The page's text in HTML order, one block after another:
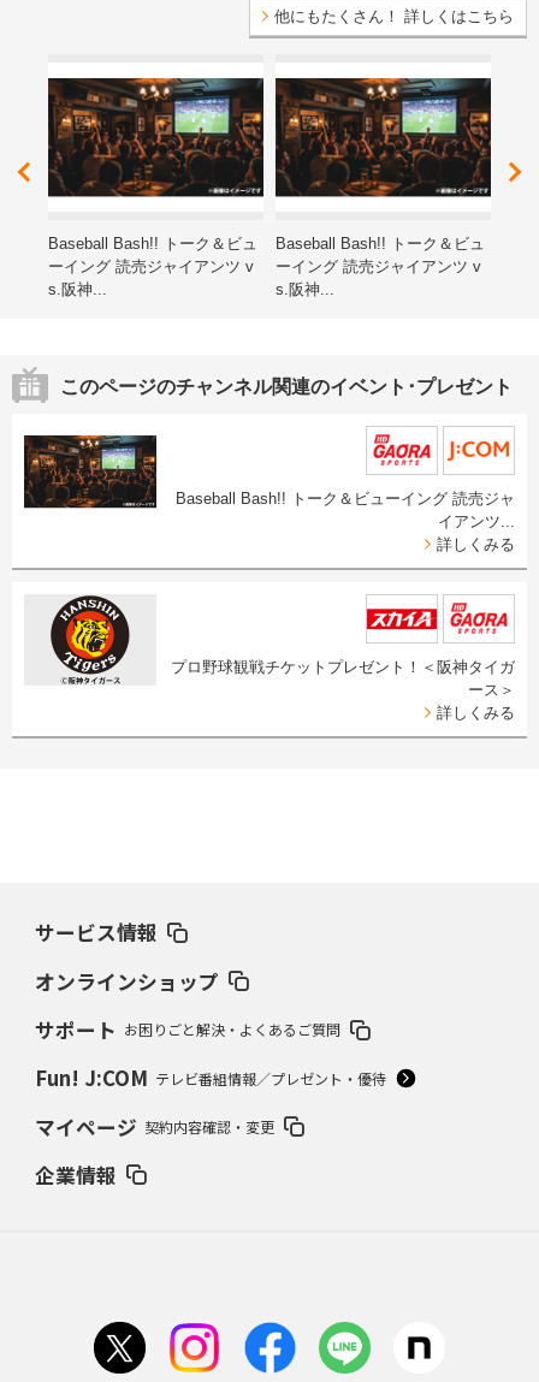
他にもたくさん！ 詳しくはこちら
Baseball Bash!! トーク＆ビュ
ーイング 読売ジャイアンツ v
s.阪神...
Baseball Bash!! トーク＆ビュ
ーイング 読売ジャイアンツ v
s.阪神...
このページのチャンネル関連のイベント･プレゼント
Baseball Bash!! トーク＆ビューイング 読売ジャ
イアンツ...
詳しくみる
プロ野球観戦チケットプレゼント！＜阪神タイガ
ース＞
詳しくみる
サービス情報
オンラインショップ
サポート お困りごと解決・よくあるご質問
Fun! J:COM テレビ番組情報／プレゼント・優待
マイページ 契約内容確認・変更
企業情報